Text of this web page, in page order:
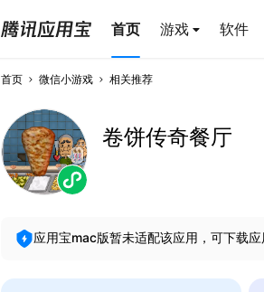
首页 游戏 软件
首页 微信小游戏 相关推荐
卷饼传奇餐厅
应用宝mac版暂未适配该应用，可下载